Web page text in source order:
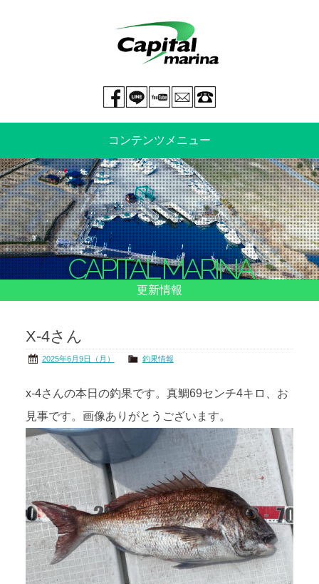
mail
You tube
LINE@
Facebook page
コンテンツメニュー
中古艇情報 新艇情報
船のご売却 整備・特殊艤装
船舶保険 マリーナ情報・料金表
茨城の海
会社概要
CAPITAL MARINA
更新情報
X-4さん
2025年6月9日（月） 釣果情報
x-4さんの本日の釣果です。真鯛69センチ4キロ、お
見事です。画像ありがとうございます。